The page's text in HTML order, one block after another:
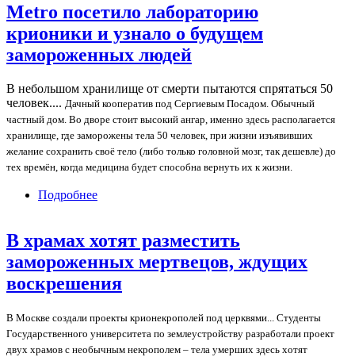
Metro посетило лабораторию
крионики и узнало о будущем
замороженных людей
В небольшом хранилище от смерти пытаются спрятаться 50
человек.... Дачный кооператив под Сергиевым Посадом. Обычный
частный дом. Во дворе стоит высокий ангар, именно здесь располагается
хранилище, где заморожены тела 50 человек, при жизни изъявивших
желание сохранить своё тело (либо только головной мозг, так дешевле) до
тех времён, когда медицина будет способна вернуть их к жизни.
Подробнее
В храмах хотят разместить
замороженных мертвецов, ждущих
воскрешения
В Москве создали проекты крионекрополей под церквями... Студенты
Государственного университета по землеустройству разработали проект
двух храмов с необычным некрополем – тела умерших здесь хотят